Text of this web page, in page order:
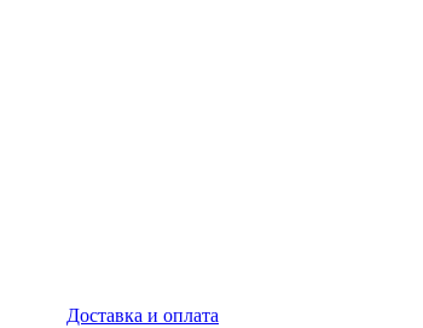
Доставка и оплата